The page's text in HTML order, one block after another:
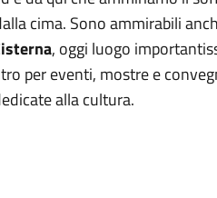
cima. Sono ammirabili
, oggi luogo
per eventi, mostre e
alla cultura.